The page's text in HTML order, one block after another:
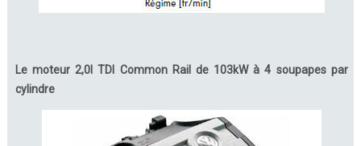
Le moteur 2,0l TDI Common Rail de 103kW à 4 soupapes par
cylindre